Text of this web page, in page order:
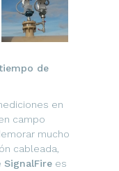
de
en
campo
mucho
cableada,
SignalFirees